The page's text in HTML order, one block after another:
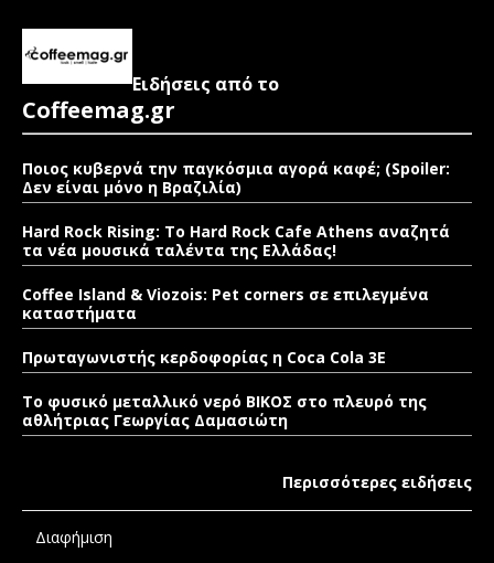
Ειδήσεις από το
Coffeemag.gr
Ποιος κυβερνά την παγκόσμια αγορά καφέ; (Spoiler:
Δεν είναι μόνο η Βραζιλία)
Hard Rock Rising: Το Hard Rock Cafe Athens αναζητά
τα νέα μουσικά ταλέντα της Ελλάδας!
Coffee Island & Viozois: Pet corners σε επιλεγμένα
καταστήματα
Πρωταγωνιστής κερδοφορίας η Coca Cola 3E
Το φυσικό μεταλλικό νερό ΒΙΚΟΣ στο πλευρό της
αθλήτριας Γεωργίας Δαμασιώτη
Περισσότερες ειδήσεις
Διαφήμιση